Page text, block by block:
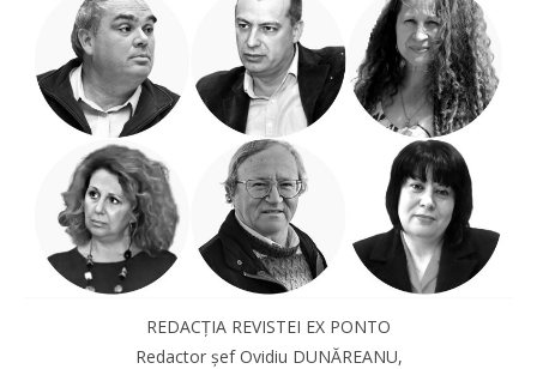
REDACȚIA REVISTEI EX PONTO
Redactor șef Ovidiu DUNĂREANU,